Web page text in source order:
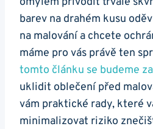
barev na drahém kusu
na malování a chcete
máme pro vás právě ten
tomto článku se budeme
uklidit oblečení před
vám praktické rady, které
minimalizovat riziko